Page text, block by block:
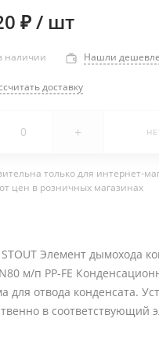
₽/ шт
наличии Нашли
доставку
+
только для интернет-
цен в розничных магазинах
Элемент дымохода
м/п PP-FE
для отвода конденсата.
в соответствующий